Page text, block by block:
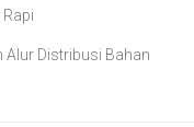
Alur Distribusi Bahan